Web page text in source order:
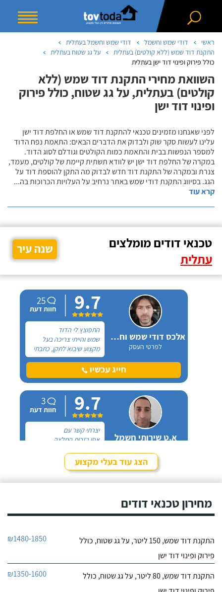
ראשי דודי שמש וחשמל
דודי שמש וחשמל בעתלית
התקנת דוד שמש (ללא קולטים) בעתלית
על גג שטוח בעתלית
כולל פירוק ופינוי דוד ישן בעתלית
השוואת מחירי התקנת דוד שמש (ללא
קולטים) בעתלית, על גג שטוח, כולל פירוק
ופינוי דוד ישן
לפני שאנחנו מזמינים טכנאי להתקנת דוד שמש או החלפת דוד ישן
עלינו לעשות סקר שוק ולבדוק את הדברים הבאים: התאמת נפח הדוד
למספר הנפשות בבית והתאמת כמות הקולטים וגודלם לסוג הדוד.
במקרה של החלפת דוד ישן יש לוודא תשתית קיימת של קולטים, מעמד,
צנרת ובמקרה של התקנת דוד חדש לבדוק מה התקן להוספת דוד על
הגג. בסיווג התקנת דודי שמש באתר נרחיב על העלויות הכרוכות בה...
קרא עוד
טכנאי דודים מומלצים
עתלית
שנה עיר
אלכס דודי שמש וחשמל
לפרטי העסק
9.7
25
חוות דעת
התפוצץ לי הדוד
שמש והייתי צריכה בעל
מקצוע שיבוא לתקן, כתבתי
בגוגל טכנאי דודים ואז
הגעתי לקבוצה של העיר
חיפה בפייסבוק, שם כמה
דודי שמש וחשמל".
חייג עכשיו
א.ט שירותי חשמל
9.7
3
חוות דעת
יצרתי קשר עם
אפי בזכות המלצה
אחר ובסופו של דבר,
התרשמתי ממנו לטובהחייג עכשיו
הצג עוד בעלי מקצוע
מחירון טכנאי דודים
התקנת דוד שמש, 150 ליטר, על גג שטוח, כולל
פירוק ופינוי דוד ישן
₪1480-1850
התקנת דוד שמש, 80 ליטר, על גג שטוח, כולל
₪1350-1600